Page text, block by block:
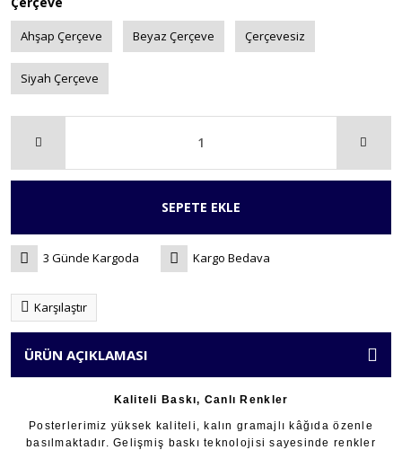
Ahşap Çerçeve Beyaz Çerçeve Çerçevesiz
Siyah Çerçeve
SEPETE EKLE
3 Günde Kargoda Kargo Bedava
Karşılaştır
ÜRÜN AÇIKLAMASI
Kaliteli Baskı, Canlı Renkler
Posterlerimiz yüksek kaliteli, kalın gramajlı kâğıda özenle
basılmaktadır. Gelişmiş baskı teknolojisi sayesinde renkler